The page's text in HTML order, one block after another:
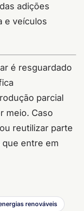
adições
e veículos
é resguardado
parcial
meio. Caso
reutilizar parte
que entre em
renováveis